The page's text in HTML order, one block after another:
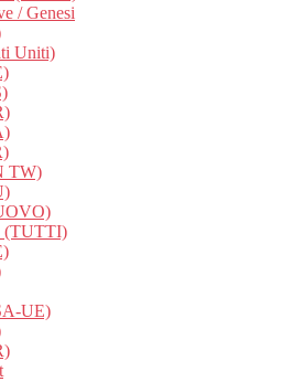
/ Genesi
Uniti)
TW)
(TUTTI)
UE)